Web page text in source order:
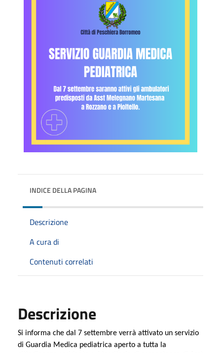
INDICE DELLA PAGINA
Descrizione
A cura di
Contenuti correlati
Descrizione
Si informa che dal 7 settembre verrà attivato un servizio
di Guardia Medica pediatrica aperto a tutta la